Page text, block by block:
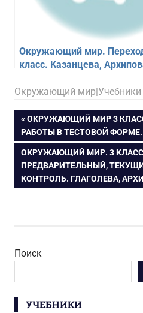
Окружающий мир.
класс. Казанцева,
18.02.2026
figa
Окружающий мир|Учебники
Навигация
по
записям
ПРЕДЫДУЩАЯ
ЗАПИСЬ:
ОКРУЖАЮЩИЙ МИР 3
РАБОТЫ В ТЕСТОВОЙ
СЛЕДУЮЩАЯ
ЗАПИСЬ:
ОКРУЖАЮЩИЙ МИР. 3
ПРЕДВАРИТЕЛЬНЫЙ,
КОНТРОЛЬ. ГЛАГОЛЕВА,
Поиск
УЧЕБНИКИ